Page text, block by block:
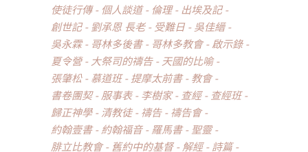
使徒行傳
個人談道 倫理
出埃及記
創世記
劉承恩 長老 受難日
吳佳縉
吳永霖
哥林多後書 哥林多教會
啟示錄
夏令營
大祭司的禱告
天國的比喻
張肇松
慕道班 提摩太前書
教會
書卷團契
服事表 李樹家 查經
查經班
歸正神學
清教徒 禱告
禱告會
約翰壹書
約翰福音 羅馬書
聖靈
腓立比教會
舊約中的基督 解經
詩篇